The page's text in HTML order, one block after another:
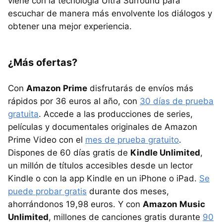
escuchar de manera más envolvente los diálogos y
obtener una mejor experiencia.
¿Más ofertas?
Con Amazon Prime disfrutarás de envíos más
rápidos por 36 euros al año, con 30 días de prueba
gratuita. Accede a las producciones de series,
películas y documentales originales de Amazon
Prime Video con el mes de prueba gratuito.
Dispones de 60 días gratis de Kindle Unlimited,
un millón de títulos accesibles desde un lector
Kindle o con la app Kindle en un iPhone o iPad. Se
puede probar gratis durante dos meses,
ahorrándonos 19,98 euros. Y con Amazon Music
Unlimited, millones de canciones gratis durante 90